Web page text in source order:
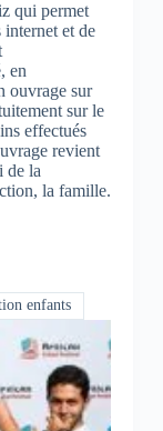
qui permet
internet et de
en
ouvrage sur
sur le
effectués
revient
de la
la famille.
enfants